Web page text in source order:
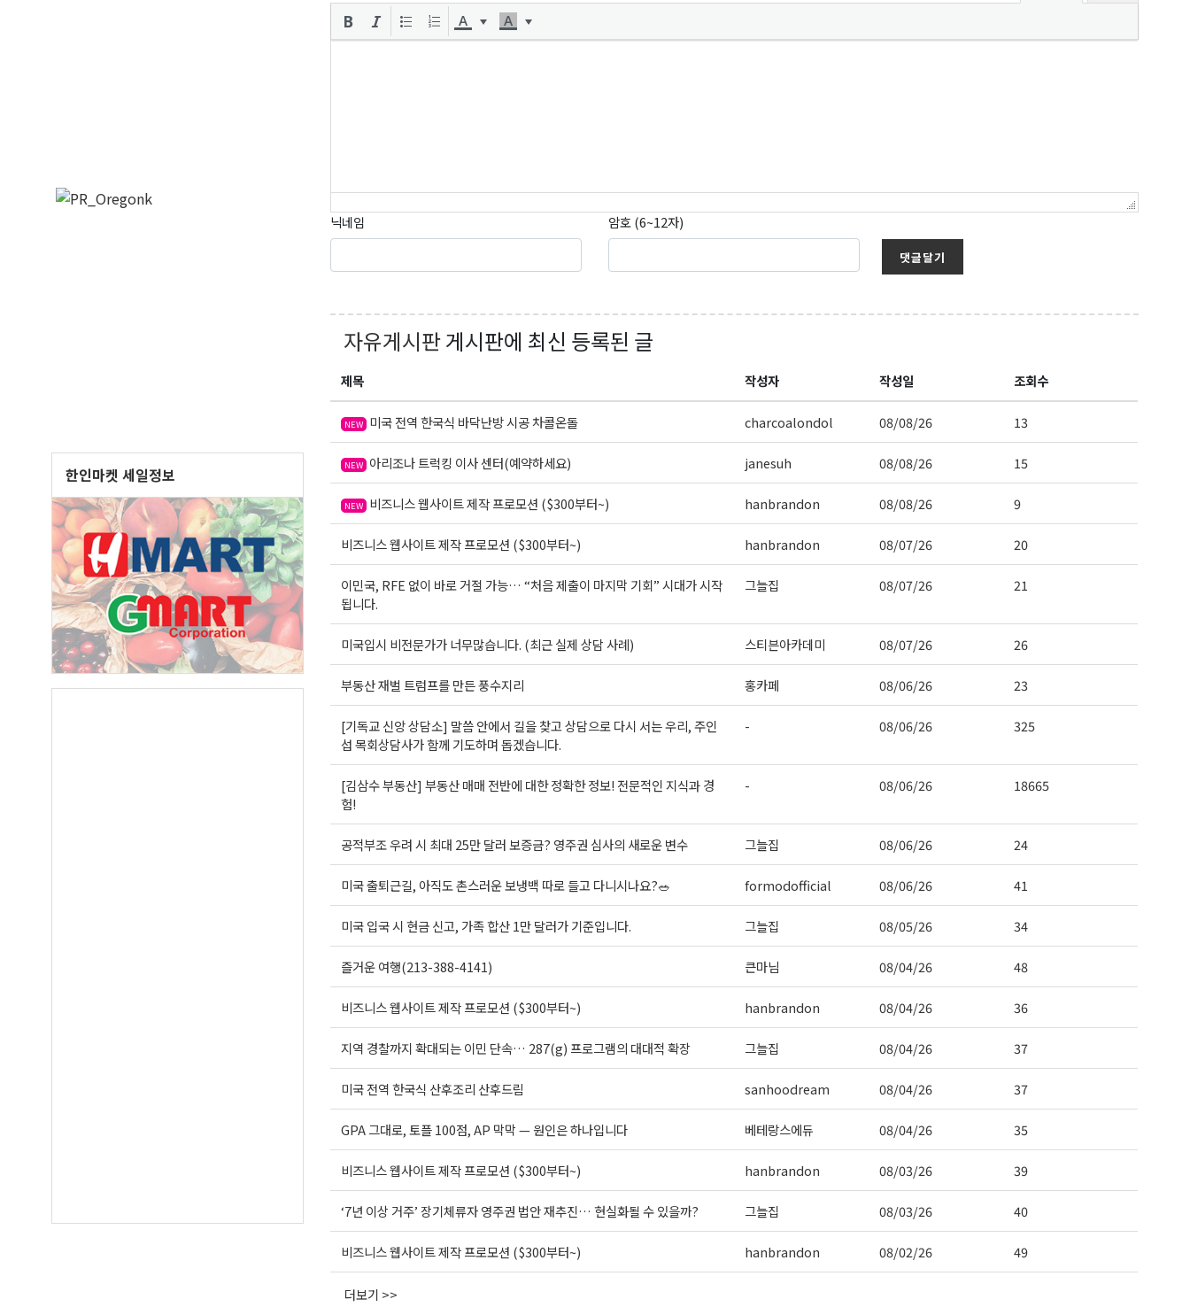
한인마켓 세일정보
닉네임 암호 (6~12자)
댓글달기
자유게시판게시판에 최신 등록된 글
제목 작성자 작성일 조회수
NEW 미국 전역 한국식 바닥난방 시공 차콜온돌 charcoalondol 08/08/26 13
NEW 아리조나 트럭킹 이사 센터(예약하세요) janesuh 08/08/26 15
NEW 비즈니스 웹사이트 제작 프로모션 ($300부터~) hanbrandon 08/08/26 9
비즈니스 웹사이트 제작 프로모션 ($300부터~) hanbrandon 08/07/26 20
이민국, RFE 없이 바로 거절 가능… “처음 제출이 마지막 기회” 시대가 시작
됩니다.
그늘집 08/07/26 21
미국입시 비전문가가 너무많습니다. (최근 실제 상담 사례) 스티븐아카데미 08/07/26 26
부동산 재벌 트럼프를 만든 풍수지리 홍카페 08/06/26 23
[기독교 신앙 상담소] 말씀 안에서 길을 찾고 상담으로 다시 서는 우리, 주인
섭 목회상담사가 함께 기도하며 돕겠습니다.
- 08/06/26 325
[김삼수 부동산] 부동산 매매 전반에 대한 정확한 정보! 전문적인 지식과 경
험!
- 08/06/26 18665
공적부조 우려 시 최대 25만 달러 보증금? 영주권 심사의 새로운 변수 그늘집 08/06/26 24
미국 출퇴근길, 아직도 촌스러운 보냉백 따로 들고 다니시나요?🥗 formodofficial 08/06/26 41
미국 입국 시 현금 신고, 가족 합산 1만 달러가 기준입니다. 그늘집 08/05/26 34
즐거운 여행(213-388-4141) 큰마님 08/04/26 48
비즈니스 웹사이트 제작 프로모션 ($300부터~) hanbrandon 08/04/26 36
지역 경찰까지 확대되는 이민 단속… 287(g) 프로그램의 대대적 확장 그늘집 08/04/26 37
미국 전역 한국식 산후조리 산후드림 sanhoodream 08/04/26 37
GPA 그대로, 토플 100점, AP 막막 — 원인은 하나입니다 베테랑스에듀 08/04/26 35
비즈니스 웹사이트 제작 프로모션 ($300부터~) hanbrandon 08/03/26 39
‘7년 이상 거주’ 장기체류자 영주권 법안 재추진… 현실화될 수 있을까? 그늘집 08/03/26 40
비즈니스 웹사이트 제작 프로모션 ($300부터~) hanbrandon 08/02/26 49
더보기 >>
오레곤K 뉴스레터 구독
매주 오레곤K 뉴스레터를 통해 다양한 로컬소식과 오레곤 한인 사회 정보를 받아
보실수 있습니다.
First Name
Last Name
Suite A, Edmonds, WA, 98026, US, https://wowseattle.com. You can revoke your consent to receive emails at any time
오레곤K 뉴스레터 구독하기!